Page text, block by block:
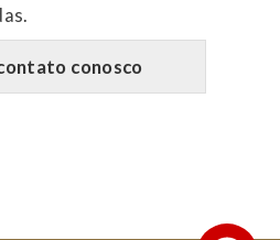
conosco